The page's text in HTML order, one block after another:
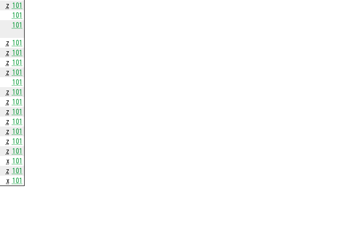
z 101
101
101
z 101
z 101
z 101
z 101
101
z 101
z 101
z 101
z 101
z 101
z 101
z 101
x 101
z 101
x 101